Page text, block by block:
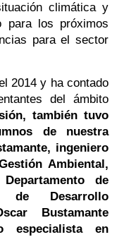
climática y
para los próximos
para el sector
2014 y ha contado
del ámbito
también tuvo
de nuestra
ingeniero
Ambiental,
de
de Desarrollo
Bustamante
especialista en